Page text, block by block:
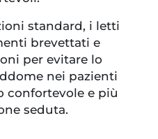
standard, i letti
brevettati e
per evitare lo
nei pazienti
confortevole e più
seduta.